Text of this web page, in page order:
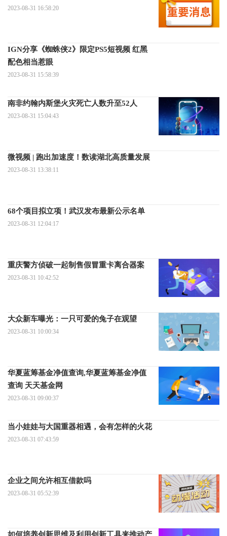
2023-08-31 16:58:20
IGN分享《蜘蛛侠2》限定PS5短视频 红黑
配色相当惹眼
2023-08-31 15:58:39
南非约翰内斯堡火灾死亡人数升至52人
2023-08-31 15:04:43
微视频 | 跑出加速度！数读湖北高质量发展
2023-08-31 13:38:11
68个项目拟立项！武汉发布最新公示名单
2023-08-31 12:04:17
重庆警方侦破一起制售假冒重卡离合器案
2023-08-31 10:42:52
大众新车曝光：一只可爱的兔子在观望
2023-08-31 10:00:34
华夏蓝筹基金净值查询,华夏蓝筹基金净值
查询 天天基金网
2023-08-31 09:00:37
当小娃娃与大国重器相遇，会有怎样的火花
2023-08-31 07:43:59
企业之间允许相互借款吗
2023-08-31 05:52:39